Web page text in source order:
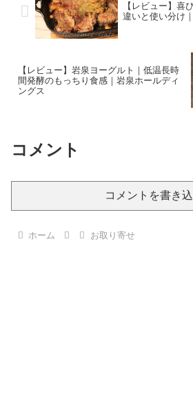
【レビュー】喜
違いと使い分け
【レビュー】岩泉ヨーグルト｜低温長時
間発酵のもっちり食感｜岩泉ホールディ
ングス
コメント
コメントを書き
ホーム お取り寄せ